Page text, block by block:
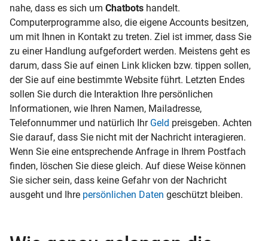
nahe, dass es sich um Chatbots handelt.
Computerprogramme also, die eigene Accounts besitzen,
um mit Ihnen in Kontakt zu treten. Ziel ist immer, dass Sie
zu einer Handlung aufgefordert werden. Meistens geht es
darum, dass Sie auf einen Link klicken bzw. tippen sollen,
der Sie auf eine bestimmte Website führt. Letzten Endes
sollen Sie durch die Interaktion Ihre persönlichen
Informationen, wie Ihren Namen, Mailadresse,
Telefonnummer und natürlich Ihr Geld preisgeben. Achten
Sie darauf, dass Sie nicht mit der Nachricht interagieren.
Wenn Sie eine entsprechende Anfrage in Ihrem Postfach
finden, löschen Sie diese gleich. Auf diese Weise können
Sie sicher sein, dass keine Gefahr von der Nachricht
ausgeht und Ihre persönlichen Daten geschützt bleiben.